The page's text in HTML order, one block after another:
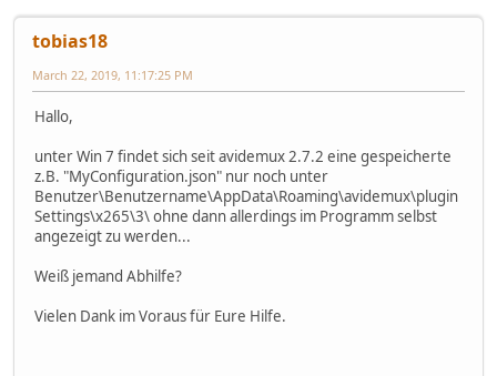
tobias18
March 22, 2019, 11:17:25 PM
Hallo,
unter Win 7 findet sich seit avidemux 2.7.2 eine gespeicherte
z.B. "MyConfiguration.json" nur noch unter
Benutzer\Benutzername\AppData\Roaming\avidemux\plugin
Settings\x265\3\ ohne dann allerdings im Programm selbst
angezeigt zu werden...
Weiß jemand Abhilfe?
Vielen Dank im Voraus für Eure Hilfe.